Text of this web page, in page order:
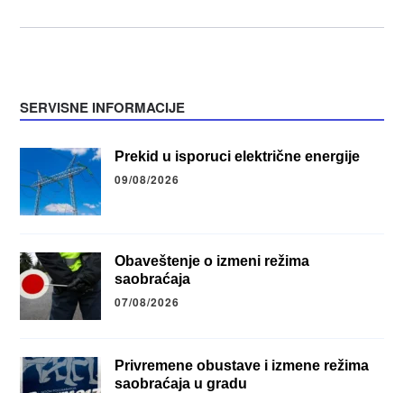
SERVISNE INFORMACIJE
Prekid u isporuci električne energije
09/08/2026
Obaveštenje o izmeni režima
saobraćaja
07/08/2026
Privremene obustave i izmene režima
saobraćaja u gradu